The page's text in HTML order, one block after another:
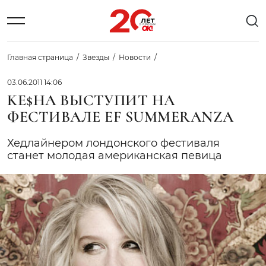
Главная страница Звезды Новости
03.06.2011 14:06
KE$HA ВЫСТУПИТ НА
ФЕСТИВАЛЕ EF SUMMERANZA
Хедлайнером лондонского фестиваля
станет молодая американская певица